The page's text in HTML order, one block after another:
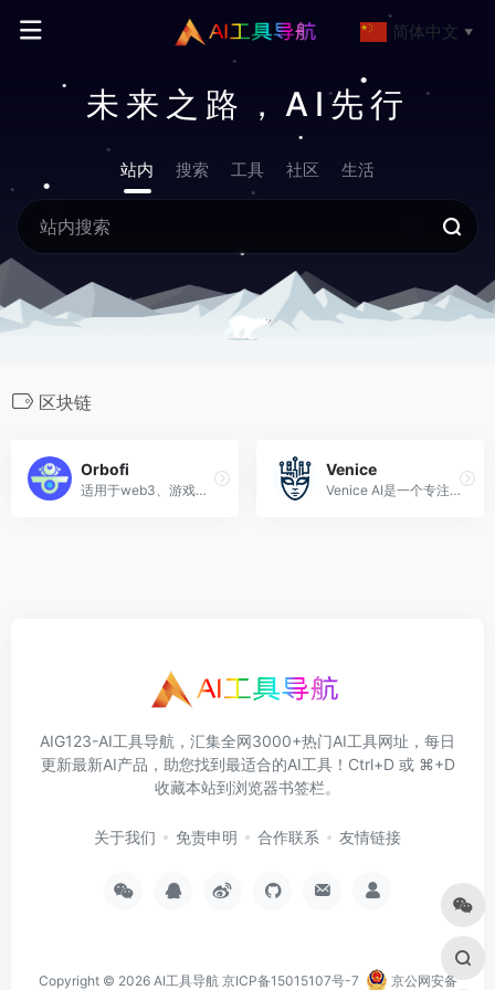
未来之路，AI先行
站内 搜索 工具 社区 生活
区块链
Orbofi
适用于web3、游戏、元宇宙的终极AI生成内容平台
Venice
Venice AI是一个专注于隐私保护的去中心化生成式AI平台，可以生成无审查和无偏见的AI对话和图像
AIG123-AI工具导航，汇集全网3000+热门AI工具网址，每日
更新最新AI产品，助您找到最适合的AI工具！Ctrl+D 或 ⌘+D
收藏本站到浏览器书签栏。
关于我们 免责申明 合作联系 友情链接
Copyright © 2026 AI工具导航 京ICP备15015107号-7 京公网安备
简体中文 ▼